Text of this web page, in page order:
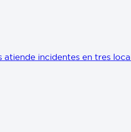
atiende incidentes en tres